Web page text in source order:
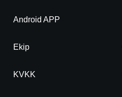
Android APP
Ekip
KVKK